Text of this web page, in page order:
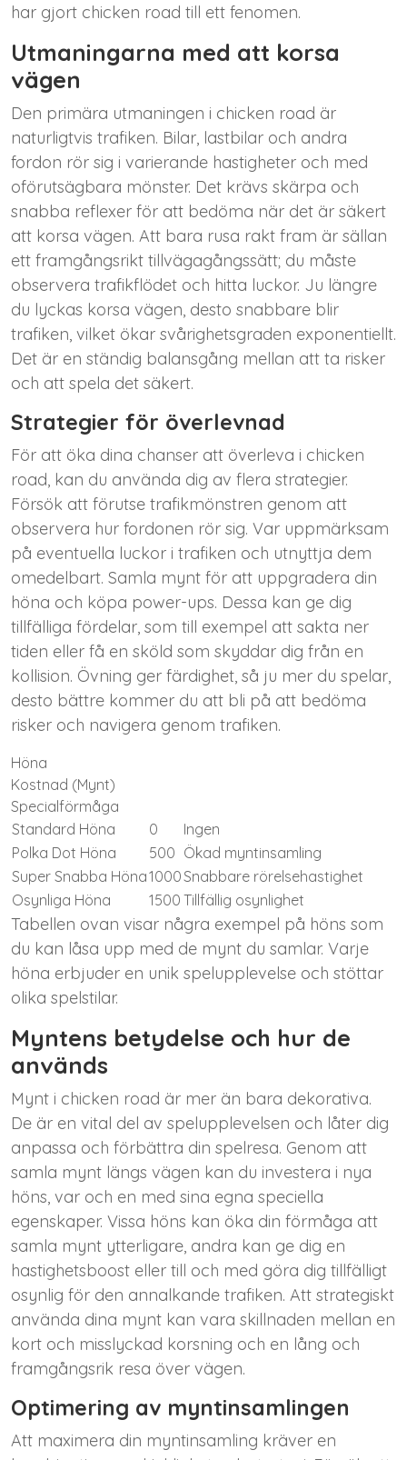
har gjort chicken road till ett fenomen.
Utmaningarna med att korsa
vägen
Den primära utmaningen i chicken road är
naturligtvis trafiken. Bilar, lastbilar och andra
fordon rör sig i varierande hastigheter och med
oförutsägbara mönster. Det krävs skärpa och
snabba reflexer för att bedöma när det är säkert
att korsa vägen. Att bara rusa rakt fram är sällan
ett framgångsrikt tillvägagångssätt; du måste
observera trafikflödet och hitta luckor. Ju längre
du lyckas korsa vägen, desto snabbare blir
trafiken, vilket ökar svårighetsgraden exponentiellt.
Det är en ständig balansgång mellan att ta risker
och att spela det säkert.
Strategier för överlevnad
För att öka dina chanser att överleva i chicken
road, kan du använda dig av flera strategier.
Försök att förutse trafikmönstren genom att
observera hur fordonen rör sig. Var uppmärksam
på eventuella luckor i trafiken och utnyttja dem
omedelbart. Samla mynt för att uppgradera din
höna och köpa power-ups. Dessa kan ge dig
tillfälliga fördelar, som till exempel att sakta ner
tiden eller få en sköld som skyddar dig från en
kollision. Övning ger färdighet, så ju mer du spelar,
desto bättre kommer du att bli på att bedöma
risker och navigera genom trafiken.
Höna
Kostnad (Mynt)
Specialförmåga
Standard Höna
0
Ingen
Polka Dot Höna
500 Ökad myntinsamling
Super Snabba Höna1000Snabbare rörelsehastighet
Osynliga Höna
1500 Tillfällig osynlighet
Tabellen ovan visar några exempel på höns som
du kan låsa upp med de mynt du samlar. Varje
höna erbjuder en unik spelupplevelse och stöttar
olika spelstilar.
Myntens betydelse och hur de
används
Mynt i chicken road är mer än bara dekorativa.
De är en vital del av spelupplevelsen och låter dig
anpassa och förbättra din spelresa. Genom att
samla mynt längs vägen kan du investera i nya
höns, var och en med sina egna speciella
egenskaper. Vissa höns kan öka din förmåga att
samla mynt ytterligare, andra kan ge dig en
hastighetsboost eller till och med göra dig tillfälligt
osynlig för den annalkande trafiken. Att strategiskt
använda dina mynt kan vara skillnaden mellan en
kort och misslyckad korsning och en lång och
framgångsrik resa över vägen.
Optimering av myntinsamlingen
Att maximera din myntinsamling kräver en